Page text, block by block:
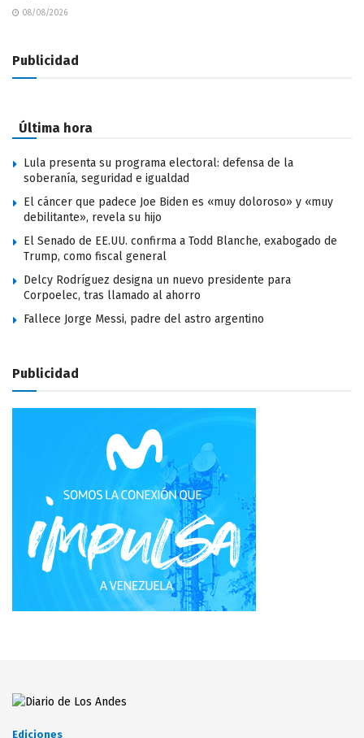
08/08/2026
Publicidad
Última hora
Lula presenta su programa electoral: defensa de la
soberanía, seguridad e igualdad
El cáncer que padece Joe Biden es «muy doloroso» y «muy
debilitante», revela su hijo
El Senado de EE.UU. confirma a Todd Blanche, exabogado de
Trump, como fiscal general
Delcy Rodríguez designa un nuevo presidente para
Corpoelec, tras llamado al ahorro
Fallece Jorge Messi, padre del astro argentino
Publicidad
Ediciones